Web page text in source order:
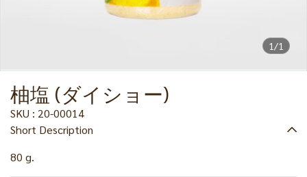
1/1
柚塩 (ダイショー)
SKU : 20-00014
Short Description
80 g.